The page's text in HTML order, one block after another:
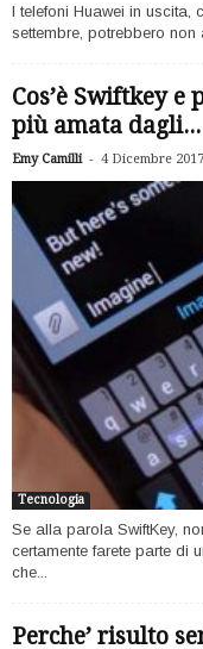
I telefoni Huawei in uscita,
settembre, potrebbero non
Cos’è Swiftkey
più amata dagli...
Emy Camilli - 4 Dicembre 2017
Tecnologia
Se alla parola SwiftKey,
certamente farete parte di
che...
Perche’ risulto